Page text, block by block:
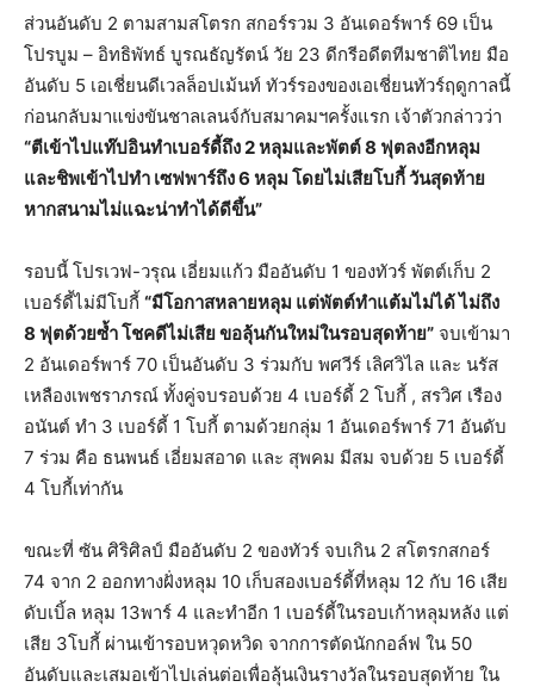
ส่วนอันดับ 2 ตามสามสโตรก สกอร์รวม 3 อันเดอร์พาร์ 69 เป็น
โปรบูม – อิทธิพัทธ์ บูรณธัญรัตน์ วัย 23 ดีกรีอดีตทีมชาติไทย มือ
อันดับ 5 เอเชี่ยนดีเวลล็อปเม้นท์ ทัวร์รองของเอเชี่ยนทัวร์ฤดูกาลนี้
ก่อนกลับมาแข่งขันชาลเลนจ์กับสมาคมฯครั้งแรก เจ้าตัวกล่าวว่า
“ตีเข้าไปแท๊ปอินทำเบอร์ดี้ถึง 2 หลุมและพัตต์ 8 ฟุตลงอีกหลุม
และชิพเข้าไปทำ เซฟพาร์ถึง 6 หลุม โดยไม่เสียโบกี้ วันสุดท้าย
หากสนามไม่แฉะน่าทำได้ดีขึ้น”
รอบนี้ โปรเวฟ-วรุณ เอี่ยมแก้ว มืออันดับ 1 ของทัวร์ พัตต์เก็บ 2
เบอร์ดี้ไม่มีโบกี้ “มีโอกาสหลายหลุม แต่พัตต์ทำแต้มไม่ได้ ไม่ถึง
8 ฟุตด้วยซ้ำ โชคดีไม่เสีย ขอลุ้นกันใหม่ในรอบสุดท้าย” จบเข้ามา
2 อันเดอร์พาร์ 70 เป็นอันดับ 3 ร่วมกับ พศวีร์ เลิศวิไล และ นรัส
เหลืองเพชราภรณ์ ทั้งคู่จบรอบด้วย 4 เบอร์ดี้ 2 โบกี้ , สรวิศ เรือง
อนันต์ ทำ 3 เบอร์ดี้ 1 โบกี้ ตามด้วยกลุ่ม 1 อันเดอร์พาร์ 71 อันดับ
7 ร่วม คือ ธนพนธ์ เอี่ยมสอาด และ สุพคม มีสม จบด้วย 5 เบอร์ดี้
4 โบกี้เท่ากัน
ขณะที่ ซัน ศิริศิลป์ มืออันดับ 2 ของทัวร์ จบเกิน 2 สโตรกสกอร์
74 จาก 2 ออกทางฝั่งหลุม 10 เก็บสองเบอร์ดี้ที่หลุม 12 กับ 16 เสีย
ดับเบิ้ล หลุม 13พาร์ 4 และทำอีก 1 เบอร์ดี้ในรอบเก้าหลุมหลัง แต่
เสีย 3โบกี้ ผ่านเข้ารอบหวุดหวิด จากการตัดนักกอล์ฟ ใน 50
อันดับและเสมอเข้าไปเล่นต่อเพื่อลุ้นเงินรางวัลในรอบสุดท้าย ใน